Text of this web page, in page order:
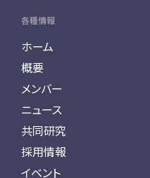
各種情報
ホーム
概要
メンバー
ニュース
共同研究
採用情報
イベント